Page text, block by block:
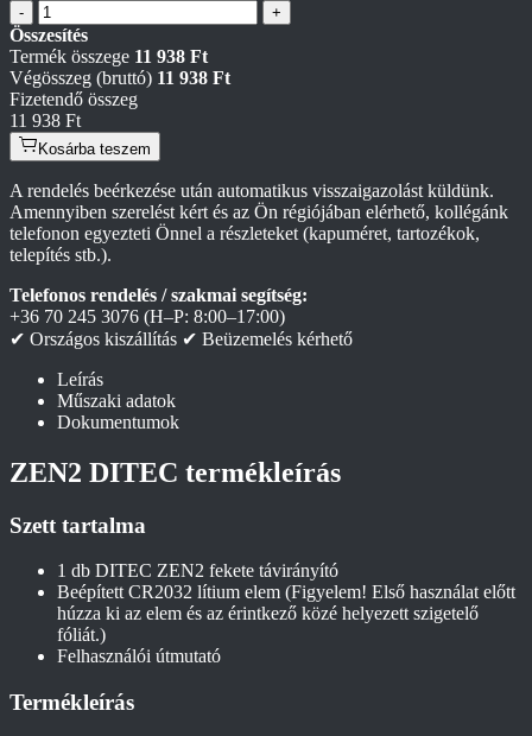
- +
Összesítés
Termék összege 11 938 Ft
Végösszeg (bruttó) 11 938 Ft
Fizetendő összeg
11 938 Ft
Kosárba teszem
A rendelés beérkezése után automatikus visszaigazolást küldünk.
Amennyiben szerelést kért és az Ön régiójában elérhető, kollégánk
telefonon egyezteti Önnel a részleteket (kapuméret, tartozékok,
telepítés stb.).
Telefonos rendelés / szakmai segítség:
+36 70 245 3076 (H–P: 8:00–17:00)
✔ Országos kiszállítás ✔ Beüzemelés kérhető
Leírás
Műszaki adatok
Dokumentumok
ZEN2 DITEC termékleírás
Szett tartalma
1 db DITEC ZEN2 fekete távirányító
Beépített CR2032 lítium elem (Figyelem! Első használat előtt
húzza ki az elem és az érintkező közé helyezett szigetelő
fóliát.)
Felhasználói útmutató
Termékleírás